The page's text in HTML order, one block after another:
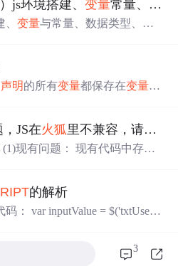
原密码不可为空") retu
js环境搭建、变量常量、数据类型及转换、运算符
、变量与常量、数据类型、数
声明的所有变量都保存在变量对
声明的函数） 3 当前上下
var声明的 变量 ） 创建过程
JS在火狐 里不兼容，请高手指教
(1)现有问题： 现有代码中存在
(3)其它 参见 2 2. 集合类对
代
的解析
码： var inputValue = $('txtUserN
3